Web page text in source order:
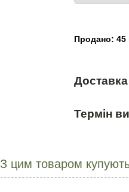
Продано: 45
Термін
З цим товаром